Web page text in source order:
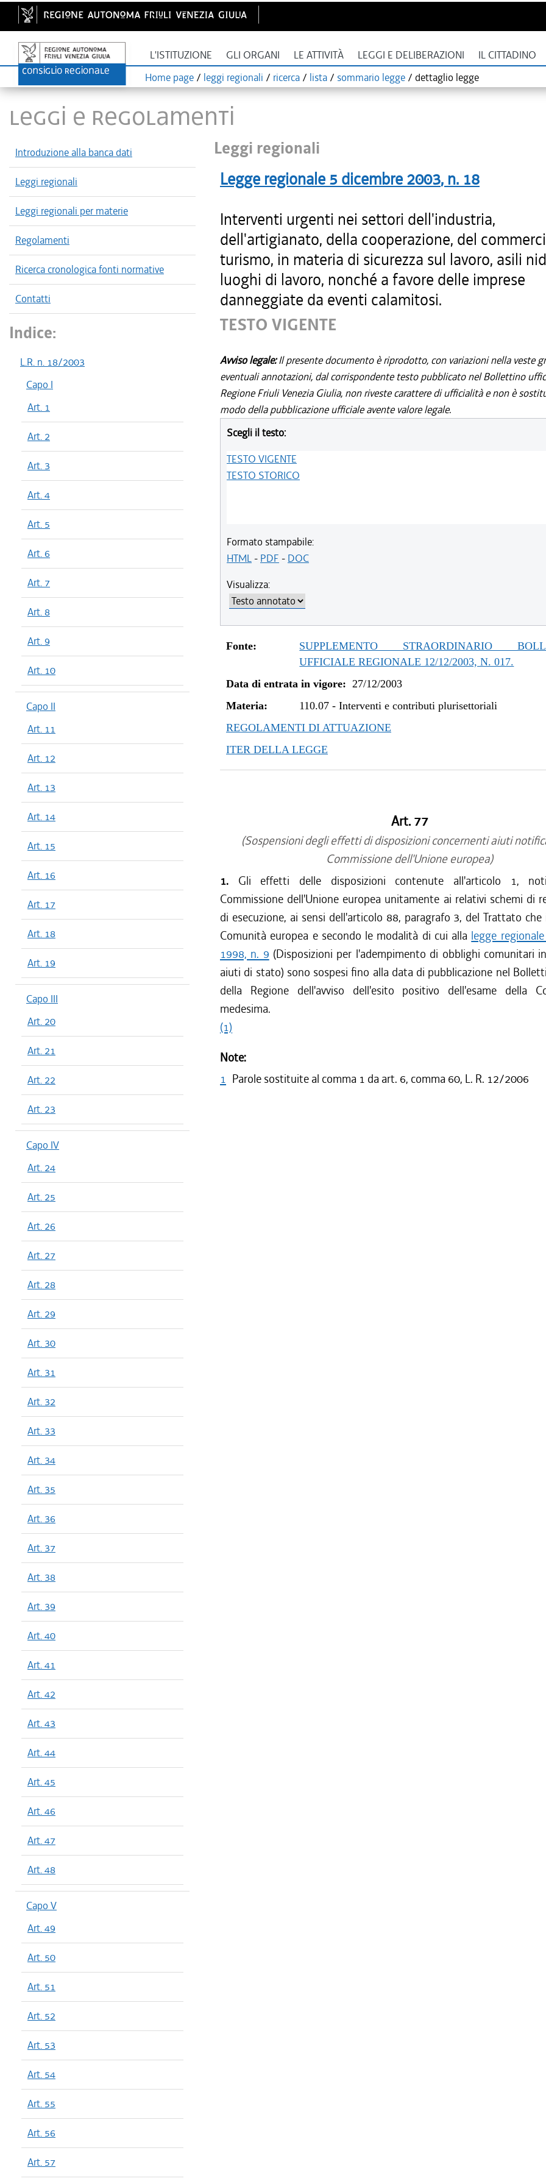
L'ISTITUZIONE GLI ORGANI LE ATTIVITÀ LEGGI E DELIBERAZIONI IL CITTADINO
Home page / leggi regionali / ricerca / lista / sommario legge / dettaglio legge
LEGGI E REGOLAMENTI
Introduzione alla banca dati
Leggi regionali
Leggi regionali per materie
Regolamenti
Ricerca cronologica fonti normative
Contatti
Indice:
L.R. n. 18/2003
Capo I
Art. 1
Art. 2
Art. 3
Art. 4
Art. 5
Art. 6
Art. 7
Art. 8
Art. 9
Art. 10
Capo II
Art. 11
Art. 12
Art. 13
Art. 14
Art. 15
Art. 16
Art. 17
Art. 18
Art. 19
Capo III
Art. 20
Art. 21
Art. 22
Art. 23
Capo IV
Art. 24
Art. 25
Art. 26
Art. 27
Art. 28
Art. 29
Art. 30
Art. 31
Art. 32
Art. 33
Art. 34
Art. 35
Art. 36
Art. 37
Art. 38
Art. 39
Art. 40
Art. 41
Art. 42
Art. 43
Art. 44
Art. 45
Art. 46
Art. 47
Art. 48
Capo V
Art. 49
Art. 50
Art. 51
Art. 52
Art. 53
Art. 54
Art. 55
Art. 56
Art. 57
Leggi regionali
Legge regionale 5 dicembre 2003, n. 18
Interventi urgenti nei settori dell'industria,
dell'artigianato, della cooperazione, del
turismo, in materia di sicurezza sul lavoro, asili
luoghi di lavoro, nonché a favore delle imprese
danneggiate da eventi calamitosi.
TESTO VIGENTE
Avviso legale:Il presente documento è riprodotto, con variazioni nella veste
eventuali annotazioni, dal corrispondente testo pubblicato nel Bollettino
Regione Friuli Venezia Giulia, non riveste carattere di ufficialità e non è
modo della pubblicazione ufficiale avente valore legale.
Scegli il testo:
TESTO VIGENTE
TESTO STORICO
Formato stampabile:
HTML- PDF - DOC
Visualizza:
Fonte:
SUPPLEMENTO STRAORDINARIO
UFFICIALE REGIONALE 12/12/2003, N. 017.
Data di entrata in vigore: 27/12/2003
Materia:
110.07 -Interventi e contributi plurisettoriali
REGOLAMENTI DI ATTUAZIONE
ITER DELLA LEGGE
Art. 77
(Sospensioni degli effetti di disposizioni concernenti aiuti
Commissione dell'Unione europea)
1. Gli effetti delle disposizioni contenute all'articolo 1,
Commissione dell'Unione europea unitamente ai relativi schemi di
di esecuzione, ai sensi dell'articolo 88, paragrafo 3, del Trattato
Comunità europea e secondo le modalità di cui alla legge
1998, n. 9 (Disposizioni per l'adempimento di obblighi comunitari
aiuti di stato) sono sospesi fino alla data di pubblicazione nel
della Regione dell'avviso dell'esito positivo dell'esame della
medesima.
(1)
Note:
1 Parole sostituite al comma 1 da art. 6, comma 60, L. R. 12/2006